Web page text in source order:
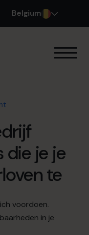
Belgium
die je je
te
voordoen.
in je